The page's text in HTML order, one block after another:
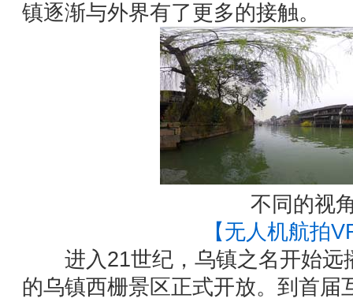
镇逐渐与外界有了更多的接触。
不同的视
【无人机航拍
进入21世纪，乌镇之名开始远
的乌镇西栅景区正式开放。到首